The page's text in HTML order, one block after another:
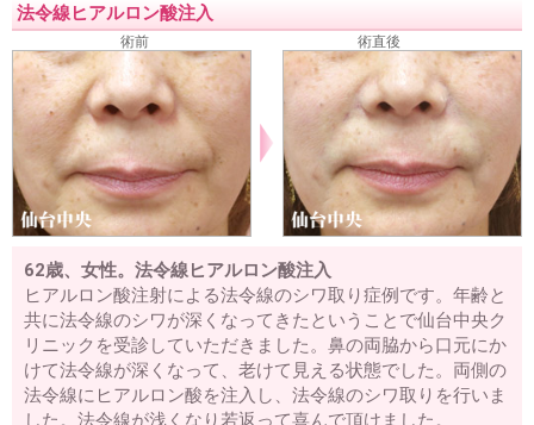
法令線ヒアルロン酸注入
術前 術直後
62歳、女性。法令線ヒアルロン酸注入
ヒアルロン酸注射による法令線のシワ取り症例です。年齢と
共に法令線のシワが深くなってきたということで仙台中央ク
リニックを受診していただきました。鼻の両脇から口元にか
けて法令線が深くなって、老けて見える状態でした。両側の
法令線にヒアルロン酸を注入し、法令線のシワ取りを行いま
した。法令線が浅くなり若返って喜んで頂けました。